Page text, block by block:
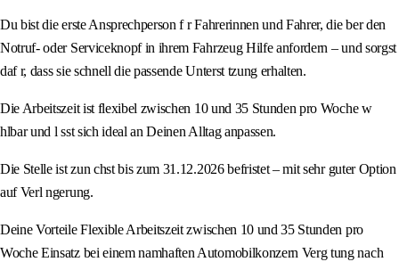
Du bist die erste Ansprechperson f r Fahrerinnen und Fahrer, die ber den
Notruf- oder Serviceknopf in ihrem Fahrzeug Hilfe anfordern – und sorgst
daf r, dass sie schnell die passende Unterst tzung erhalten.
Die Arbeitszeit ist flexibel zwischen 10 und 35 Stunden pro Woche w
hlbar und l sst sich ideal an Deinen Alltag anpassen.
Die Stelle ist zun chst bis zum 31.12.2026 befristet – mit sehr guter Option
auf Verl ngerung.
Deine Vorteile Flexible Arbeitszeit zwischen 10 und 35 Stunden pro
Woche Einsatz bei einem namhaften Automobilkonzern Verg tung nach